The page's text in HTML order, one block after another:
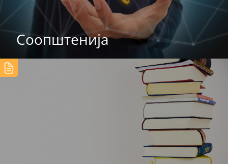
Соопштенија